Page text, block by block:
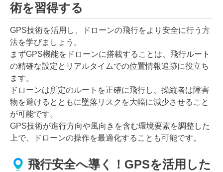
術を習得する
GPS技術を活用し、ドローンの飛行をより安全に行う方
法を学びましょう。
まずGPS機能をドローンに搭載することは、飛行ルート
の精確な設定とリアルタイムでの位置情報追跡に役立ち
ます。
ドローンは所定のルートを正確に飛行し、操縦者は障害
物を避けるとともに墜落リスクを大幅に減少させること
が可能です。
GPS技術が進行方向や風向きを含む環境要素を調整した
上で、ドローンの操作を最適化することも可能です。
飛行安全へ導く！GPSを活用した